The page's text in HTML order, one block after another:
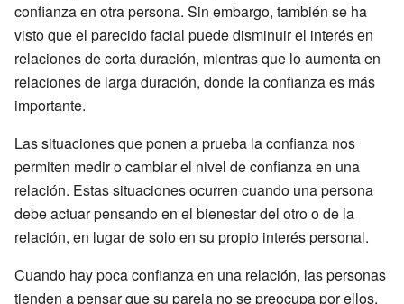
confianza en otra persona. Sin embargo, también se ha
visto que el parecido facial puede disminuir el interés en
relaciones de corta duración, mientras que lo aumenta en
relaciones de larga duración, donde la confianza es más
importante.
Las situaciones que ponen a prueba la confianza nos
permiten medir o cambiar el nivel de confianza en una
relación. Estas situaciones ocurren cuando una persona
debe actuar pensando en el bienestar del otro o de la
relación, en lugar de solo en su propio interés personal.
Cuando hay poca confianza en una relación, las personas
tienden a pensar que su pareja no se preocupa por ellos.